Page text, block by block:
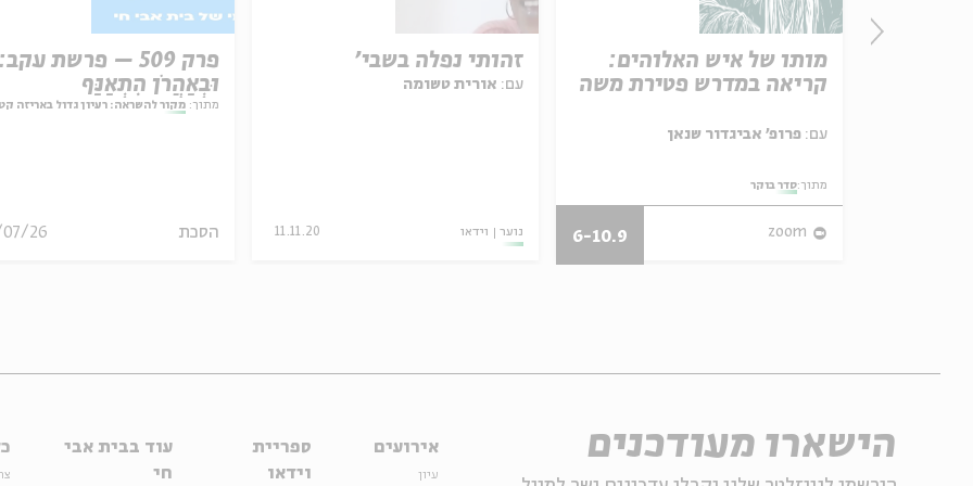
פרק 509 – פרשת עקב:
וּבְאַהֲרֹן הִתְאַנַּף
מתוך: מקור להשראה: רעיון גדול באריזה
הסכת 26
זהותי נפלה בשבי'
עם: אורית טשומה
נוער וידאו 11.11.20
מותו של איש האלוהים:
קריאה במדרש פטירת משה
עם:
מתוך:סדר בוקר
zoom
6-10.9
הישארו מעודכנים אירועים
עיון
ספריית
וידאו
עוד בבית אבי
חי